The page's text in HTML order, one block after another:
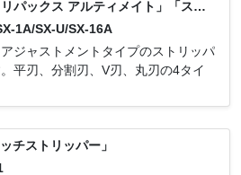
リパックス アルティメイト」「スト
ス16」
1A/SX-U/SX-16A
ジャストメントタイプのストリッパ
平刃、分割刃、V刃、丸刃の4タイ
ッチストリッパー」